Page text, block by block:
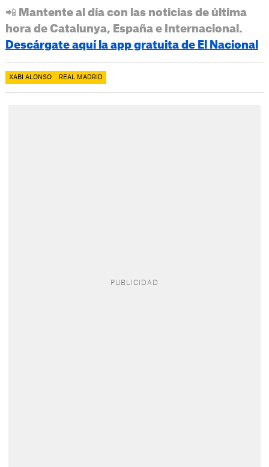
📲 Mantente al día con las noticias de última
hora de Catalunya, España e Internacional.
Descárgate aquí la app gratuita de El Nacional
XABI ALONSO REAL MADRID